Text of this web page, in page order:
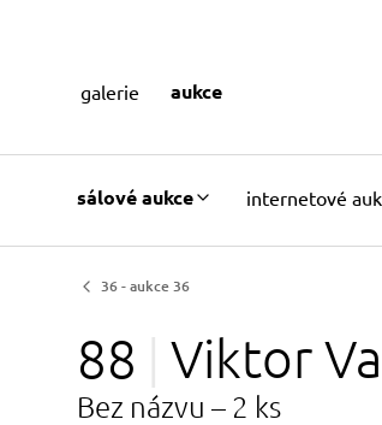
sálové aukce internetové
galerie aukce
36 - aukce 36
88 Viktor
Bez názvu – 2 ks